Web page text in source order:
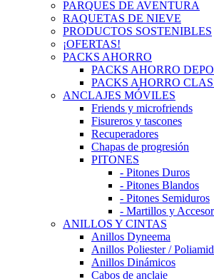
PARQUES DE AVENTURA
RAQUETAS DE NIEVE
PRODUCTOS SOSTENIBLES
¡OFERTAS!
PACKS AHORRO
PACKS AHORRO
PACKS AHORRO
ANCLAJES MÓVILES
Friends y microfriends
Fisureros y tascones
Recuperadores
Chapas de progresión
PITONES
- Pitones Duros
- Pitones Blandos
- Pitones Semiduros
- Martillos y
ANILLOS Y CINTAS
Anillos Dyneema
Anillos Poliester /
Anillos Dinámicos
Cabos de anclaje